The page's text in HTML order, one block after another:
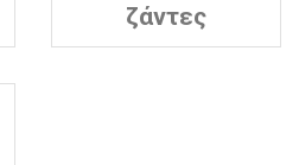
ζάντες